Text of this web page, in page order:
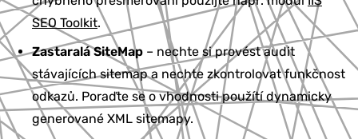
SEO Toolkit.
Zastaralá SiteMap – nechte si provést audit
stávajících sitemap a nechte zkontrolovat funkčnost
odkazů. Poraďte se o vhodnosti použítí dynamicky
generované XML sitemapy.